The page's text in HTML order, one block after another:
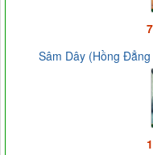
Sâm Dây (Hồng